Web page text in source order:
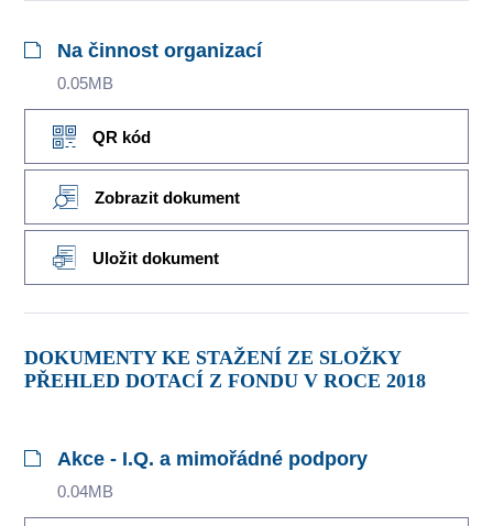
Na činnost organizací
0.05MB
QR kód
Zobrazit dokument
Uložit dokument
DOKUMENTY KE STAŽENÍ ZE SLOŽKY
PŘEHLED DOTACÍ Z FONDU V ROCE 2018
Akce - I.Q. a mimořádné podpory
0.04MB